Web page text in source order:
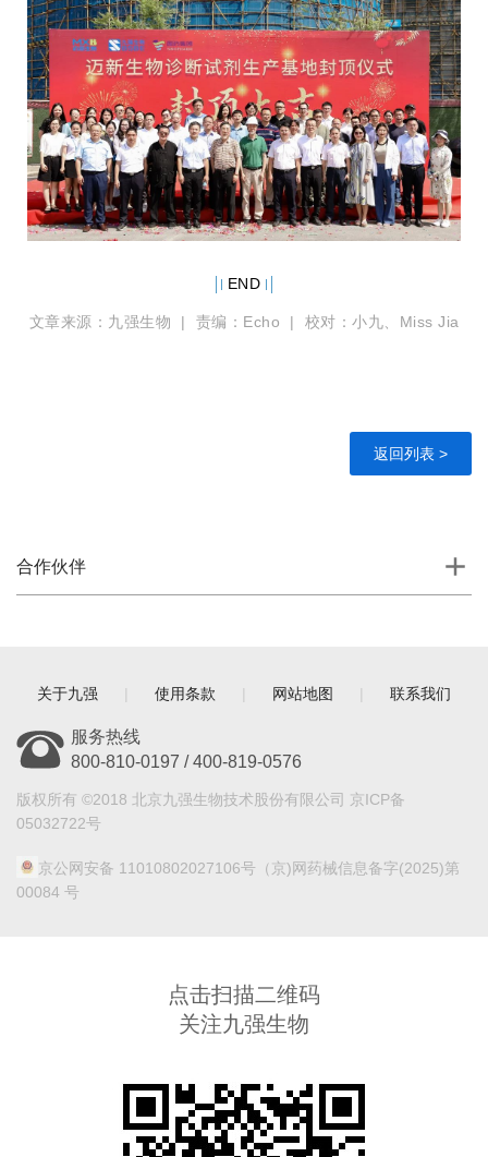
END
文章来源：九强生物 | 责编：Echo | 校对：小九、Miss Jia
返回列表 >
合作伙伴
关于九强 | 使用条款 | 网站地图 | 联系我们
服务热线
800-810-0197 / 400-819-0576
版权所有 ©2018 北京九强生物技术股份有限公司 京ICP备
05032722号
京公网安备 11010802027106号 （京)网药械信息备字(2025)第
00084 号
点击扫描二维码
关注九强生物